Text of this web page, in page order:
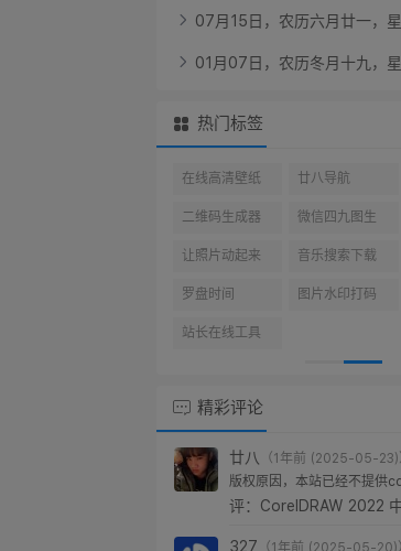
07月 1 5 日 ， 农历六月 廿一， 星
01 月 07 日 ， 农历冬月 十九 ， 星
热门标签
ps(27) KeyShot(20)
3D(3) Rhino(17)
3D模型(3) keyshot渲染
(14)
Office激活(14) 激活工具(14)
犀牛插件(13)
cdr(10)
人工智能(9) Topaz(9)